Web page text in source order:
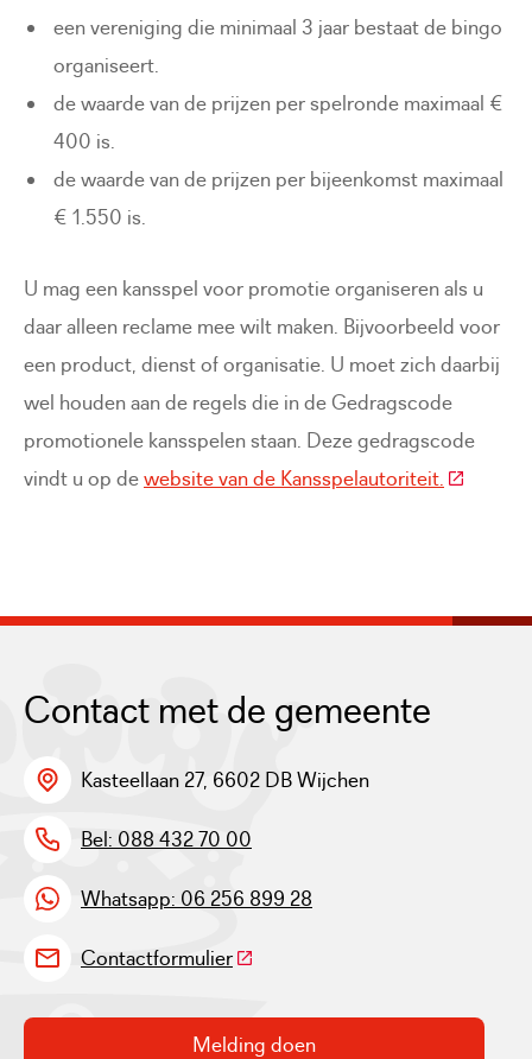
een vereniging die minimaal 3 jaar bestaat de bingo
organiseert.
de waarde van de prijzen per spelronde maximaal €
400 is.
de waarde van de prijzen per bijeenkomst maximaal
€ 1.550 is.
U mag een kansspel voor promotie organiseren als u
daar alleen reclame mee wilt maken. Bijvoorbeeld voor
een product, dienst of organisatie. U moet zich daarbij
wel houden aan de regels die in de Gedragscode
promotionele kansspelen staan. Deze gedragscode
vindt u op dewebsite van de Kansspelautoriteit. (Deze
Contact met de gemeente
Kasteellaan 27, 6602 DB Wijchen
Bel: 088 432 70 00
Whatsapp: 06 256 899 28
Contactformulier(Deze link gaat naar een externe
Melding doen